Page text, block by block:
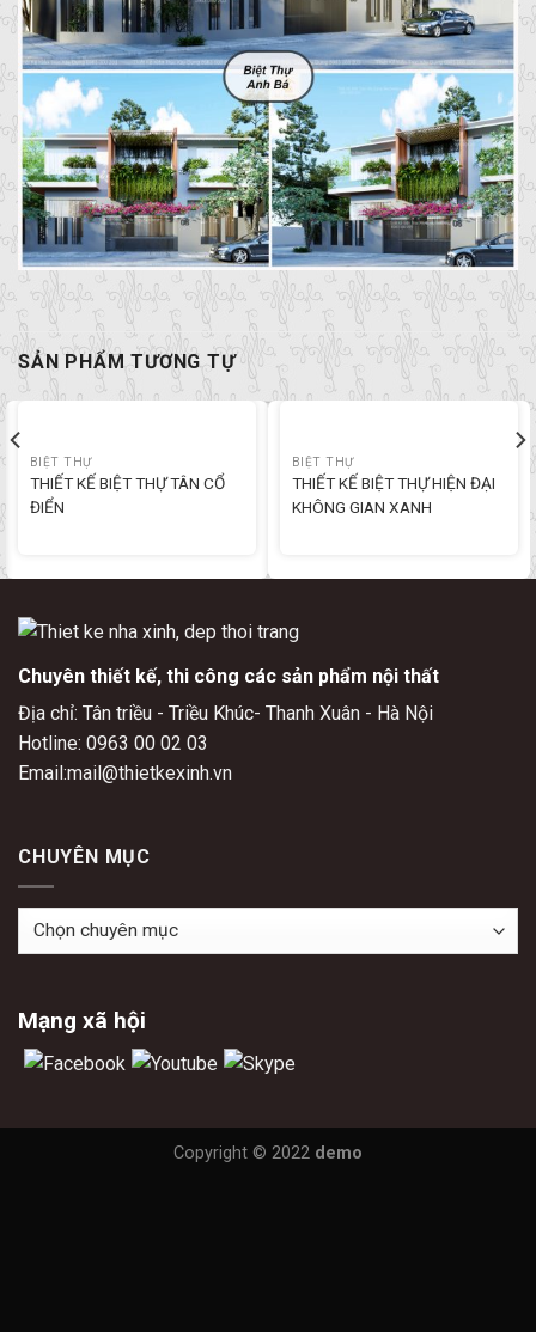
SẢN PHẨM TƯƠNG TỰ
BIỆT THỰ
THIẾT KẾ BIỆT THỰ TÂN CỔ
ĐIỂN
BIỆT THỰ
THIẾT KẾ BIỆT THỰ HIỆN ĐẠI
KHÔNG GIAN XANH
Chuyên thiết kế, thi công các sản phẩm nội thất
Địa chỉ: Tân triều - Triều Khúc- Thanh Xuân - Hà Nội
Hotline: 0963 00 02 03
Email:mail@thietkexinh.vn
CHUYÊN MỤC
Chuyên
Mạng xã hội
Copyright © 2022 demo